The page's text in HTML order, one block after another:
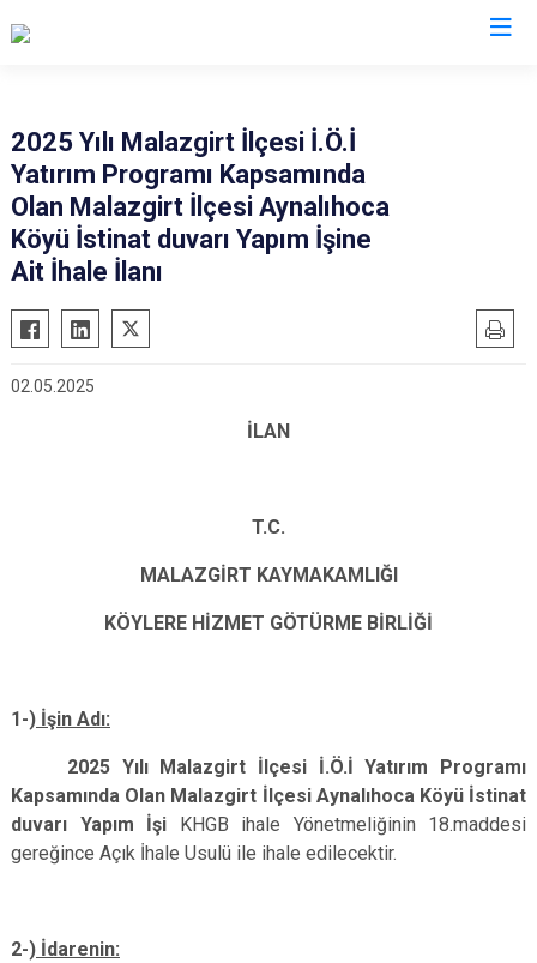
Bulanık
Hasköy
Korkut
Varto
2025 Yılı Malazgirt İlçesi İ.Ö.İ
Yatırım Programı Kapsamında
Olan Malazgirt İlçesi Aynalıhoca
Köyü İstinat duvarı Yapım İşine
Ait İhale İlanı
02.05.2025
İLAN
T.C.
MALAZGİRT KAYMAKAMLIĞI
KÖYLERE HİZMET GÖTÜRME BİRLİĞİ
1-) İşin Adı:
2025 Yılı Malazgirt İlçesi İ.Ö.İ Yatırım Programı
Kapsamında Olan Malazgirt İlçesi Aynalıhoca Köyü İstinat
duvarı Yapım İşi KHGB ihale Yönetmeliğinin 18.maddesi
gereğince Açık İhale Usulü ile ihale edilecektir.
2-) İdarenin: